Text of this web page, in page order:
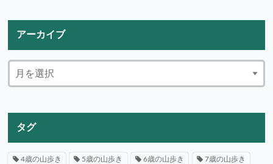
アーカイブ
タグ
4歳の山歩き 5歳の山歩き 6歳の山歩き 7歳の山歩き